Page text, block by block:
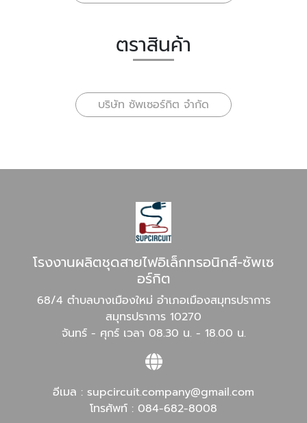
ตราสินค้า
บริษัท ซัพเซอร์กิต จำกัด
โรงงานผลิตชุดสายไฟอิเล็กทรอนิกส์-ซัพเซ
อร์กิต
68/4 ตำบลบางเมืองใหม่ อำเภอเมืองสมุทรปราการ
สมุทรปราการ 10270
จันทร์ - ศุกร์ เวลา 08.30 น. - 18.00 น.
อีเมล : supcircuit.company@gmail.com
โทรศัพท์ : 084-682-8008